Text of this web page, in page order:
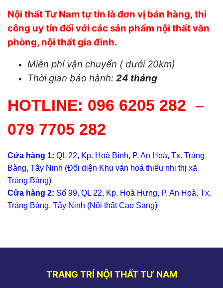
Nội thất Tư Nam tự tin là đơn vị bán hàng, thi
công uy tín đối với các sản phẩm nội thất văn
phòng, nội thất gia đình.
Miễn phí vận chuyển ( dưới 20km)
Thời gian bảo hành: 24 tháng
HOTLINE: 096 6205 282 –
079 7705 282
Cửa hàng 1: QL 22, Kp. Hoà Bình, P. An Hoà, Tx. Trảng
Bàng, Tây Ninh (Đối diện Khu văn hoá thiếu nhi thị xã
Trảng Bàng)
Cửa hàng 2: Số 99, QL 22, Kp. Hoà Hưng, P. An Hoà, Tx.
Trảng Bàng, Tây Ninh (Nội thất Cao Sang)
TRANG TRÍ NỘI THẤT TƯ NAM